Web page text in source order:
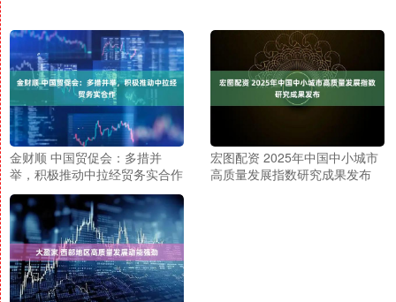
金财顺 中国贸促会：多措并
举，积极推动中拉经贸务实合作
宏图配资 2025年中国中小城市
高质量发展指数研究成果发布